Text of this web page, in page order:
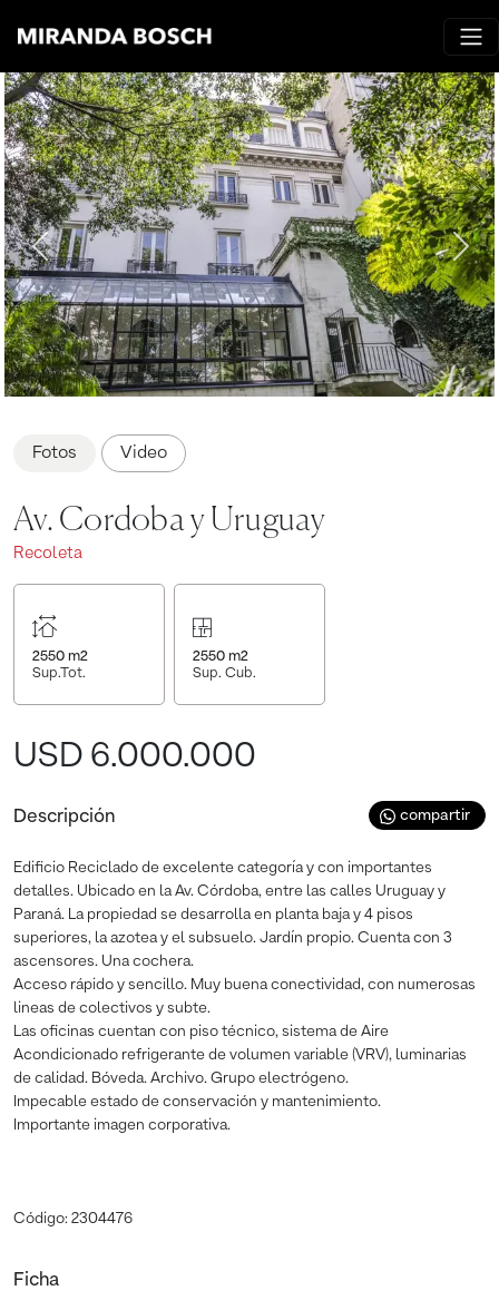
Fotos Video
Av. Cordoba y Uruguay
Recoleta
2550 m2
Sup.Tot.
2550 m2
Sup. Cub.
USD 6.000.000
Descripción compartir
Edificio Reciclado de excelente categoría y con importantes
detalles. Ubicado en la Av. Córdoba, entre las calles Uruguay y
Paraná. La propiedad se desarrolla en planta baja y 4 pisos
superiores, la azotea y el subsuelo. Jardín propio. Cuenta con 3
ascensores. Una cochera.
Acceso rápido y sencillo. Muy buena conectividad, con numerosas
lineas de colectivos y subte.
Las oficinas cuentan con piso técnico, sistema de Aire
Acondicionado refrigerante de volumen variable (VRV), luminarias
de calidad. Bóveda. Archivo. Grupo electrógeno.
Impecable estado de conservación y mantenimiento.
Importante imagen corporativa.
Código: 2304476
Ficha